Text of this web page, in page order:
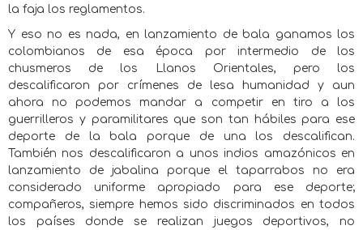
la faja los reglamentos.
Y eso no es nada, en lanzamiento de bala ganamos los
colombianos de esa época por intermedio de los
chusmeros de los Llanos Orientales, pero los
descalificaron por crímenes de lesa humanidad y aun
ahora no podemos mandar a competir en tiro a los
guerrilleros y paramilitares que son tan hábiles para ese
deporte de la bala porque de una los descalifican.
También nos descalificaron a unos indios amazónicos en
lanzamiento de jabalina porque el taparrabos no era
considerado uniforme apropiado para ese deporte;
compañeros, siempre hemos sido discriminados en todos
los países donde se realizan juegos deportivos, no